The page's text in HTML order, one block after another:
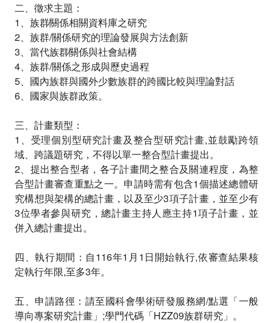
二、徵求主題：
1、族群∕關係相關資料庫之研究
2、族群/關係研究的理論發展與方法創新
3、當代族群∕關係與社會結構
4、族群/關係之形成與歷史過程
5、國內族群與國外少數族群的跨國比較與理論對話
6、國家與族群政策。
三、計畫類型：
1、受理個別型研究計畫及整合型研究計畫,並鼓勵跨領
域、跨議題研究，不得以單一整合型計畫提出。
2、提出整合型者，各子計畫間之整合及關連程度，為整
合型計畫審查重點之一。申請時需有包含1個描述總體研
究構想與架構的總計畫，以及至少3項子計畫，並至少有
3位學者參與研究，總計畫主持人應主持1項子計畫，並
併入總計畫提出。
四、執行期間：自116年1月1日開始執行,依審查結果核
定執行年限,至多3年。
五、申請路徑：請至國科會學術研發服務網/點選「一般
導向專案研究計畫」;學門代碼「HZZ09族群研究」。